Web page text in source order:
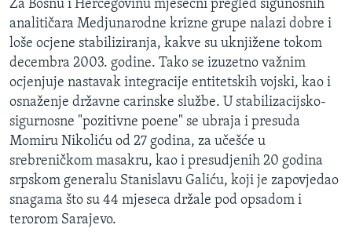
Learning English
PRATITE NAS
Jezici
Za Bosnu i Hercegovinu mjesečni pregled sigunosnih
analitičara Medjunarodne krizne grupe nalazi dobre i
loše ocjene stabiliziranja, kakve su uknjižene tokom
decembra 2003. godine. Tako se izuzetno važnim
ocjenjuje nastavak integracije entitetskih vojski, kao i
osnaženje državne carinske službe. U stabilizacijsko-
sigurnosne "pozitivne poene" se ubraja i presuda
Momiru Nikoliću od 27 godina, za učešće u
srebreničkom masakru, kao i presudjenih 20 godina
srpskom generalu Stanislavu Galiću, koji je zapovjedao
snagama što su 44 mjeseca držale pod opsadom i
terorom Sarajevo.